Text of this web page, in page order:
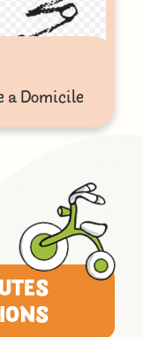
a Domicile